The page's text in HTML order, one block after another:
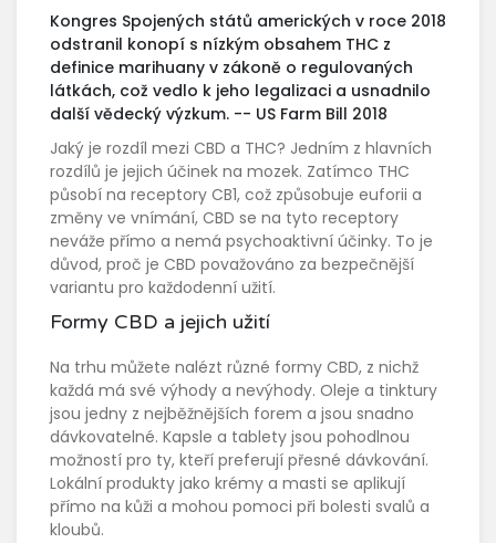
Kongres Spojených států amerických v roce 2018
odstranil konopí s nízkým obsahem THC z
definice marihuany v zákoně o regulovaných
látkách, což vedlo k jeho legalizaci a usnadnilo
další vědecký výzkum. -- US Farm Bill 2018
Jaký je rozdíl mezi CBD a THC? Jedním z hlavních
rozdílů je jejich účinek na mozek. Zatímco THC
působí na receptory CB1, což způsobuje euforii a
změny ve vnímání, CBD se na tyto receptory
neváže přímo a nemá psychoaktivní účinky. To je
důvod, proč je CBD považováno za bezpečnější
variantu pro každodenní užití.
Formy CBD a jejich užití
Na trhu můžete nalézt různé formy CBD, z nichž
každá má své výhody a nevýhody. Oleje a tinktury
jsou jedny z nejběžnějších forem a jsou snadno
dávkovatelné. Kapsle a tablety jsou pohodlnou
možností pro ty, kteří preferují přesné dávkování.
Lokální produkty jako krémy a masti se aplikují
přímo na kůži a mohou pomoci při bolesti svalů a
kloubů.